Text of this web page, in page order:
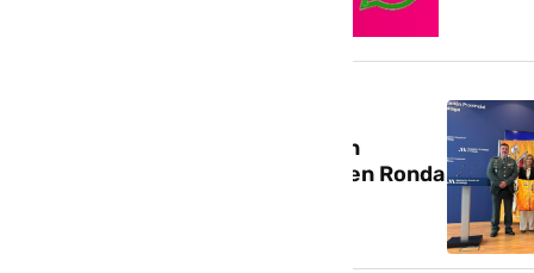
Los 101 kilómetros de La Legión
reunirán a 9.000 participantes en Ronda